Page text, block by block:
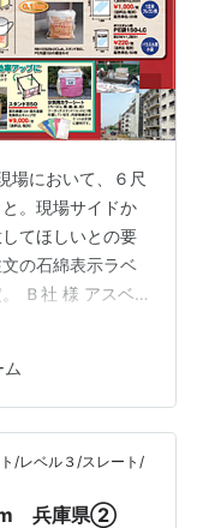
場において、６尺
。現場サイドか
てほしいとの要
の石綿表示ラベ
Ｂ社 様 アスベ
もとづいてでは
るためとのこ
で、まとめて発
／１３ロング注
に二重梱包が必
の…
/レベル３/スレート/
兵庫県②